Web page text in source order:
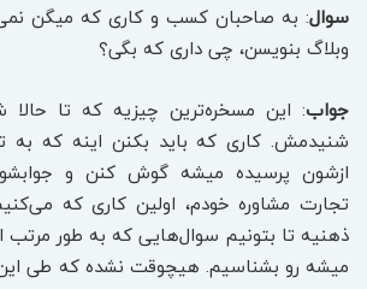
سوال: به صاحبان کسب و کاری که میگن
وبلاگ بنویسن، چی داری که بگی؟
جواب: این مسخره‌ترین چیزیه که تا
شنیدمش. کاری که باید بکنن اینه که
ازشون پرسیده میشه گوش کنن و
تجارت مشاوره خودم، اولین کاری که
ذهنیه تا بتونیم سوال‌هایی که به طور